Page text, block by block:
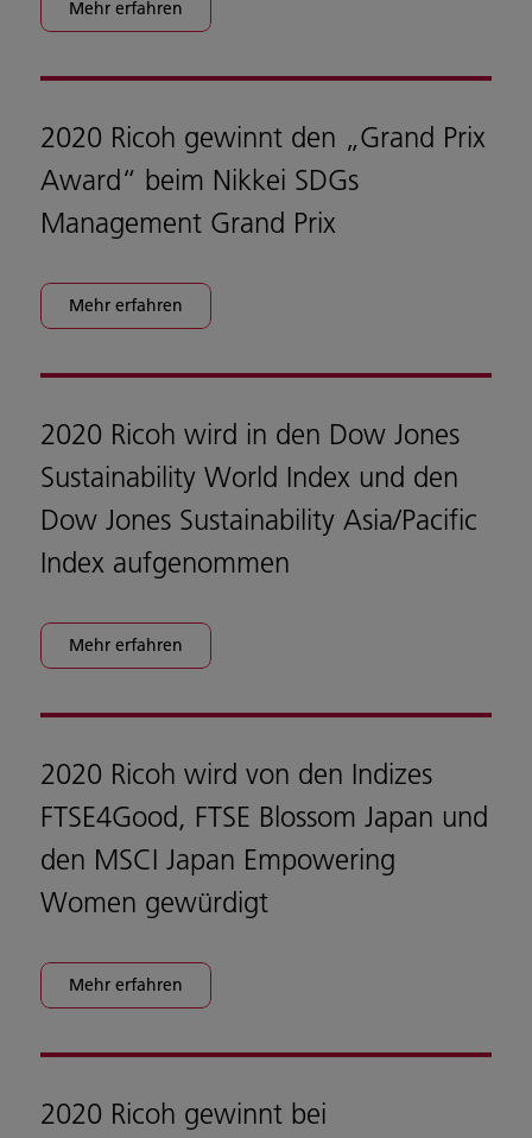
Mehr erfahren
2020 Ricoh gewinnt den „Grand Prix
Award“ beim Nikkei SDGs
Management Grand Prix
Mehr erfahren
2020 Ricoh wird in den Dow Jones
Sustainability World Index und den
Dow Jones Sustainability Asia/Pacific
Index aufgenommen
Mehr erfahren
2020 Ricoh wird von den Indizes
FTSE4Good, FTSE Blossom Japan und
den MSCI Japan Empowering
Women gewürdigt
Mehr erfahren
2020 Ricoh gewinnt bei